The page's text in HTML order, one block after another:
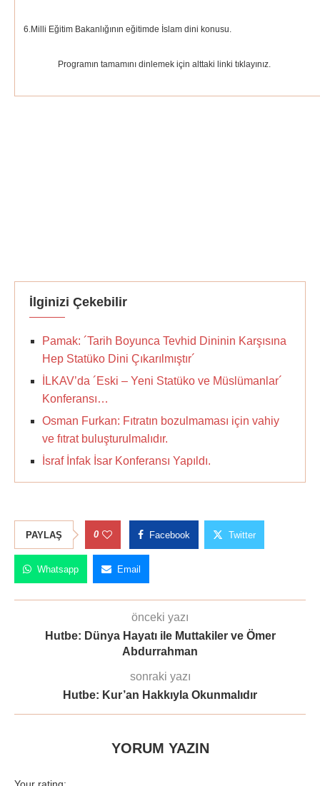
6.Milli Eğitim Bakanlığının eğitimde İslam dini konusu.
Programın tamamını dinlemek için alttaki linki tıklayınız.
İlginizi Çekebilir
Pamak: ´Tarih Boyunca Tevhid Dininin Karşısına
Hep Statüko Dini Çıkarılmıştır´
İLKAV’da ´Eski – Yeni Statüko ve Müslümanlar´
Konferansı…
Osman Furkan: Fıtratın bozulmaması için vahiy
ve fıtrat buluşturulmalıdır.
İsraf İnfak İsar Konferansı Yapıldı.
PAYLAŞ 0 Facebook Twitter
Whatsapp Email
önceki yazı
Hutbe: Dünya Hayatı ile Muttakiler ve Ömer
Abdurrahman
sonraki yazı
Hutbe: Kur’an Hakkıyla Okunmalıdır
YORUM YAZIN